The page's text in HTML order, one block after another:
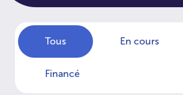
Tous En cours
Financé